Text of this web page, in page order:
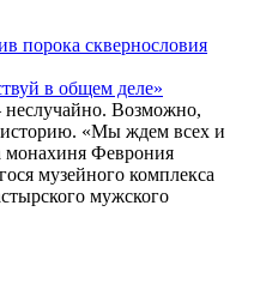
порока сквернословия
в общем деле»
неслучайно. Возможно,
«Мы ждем всех и
Феврония
музейного комплекса
мужского